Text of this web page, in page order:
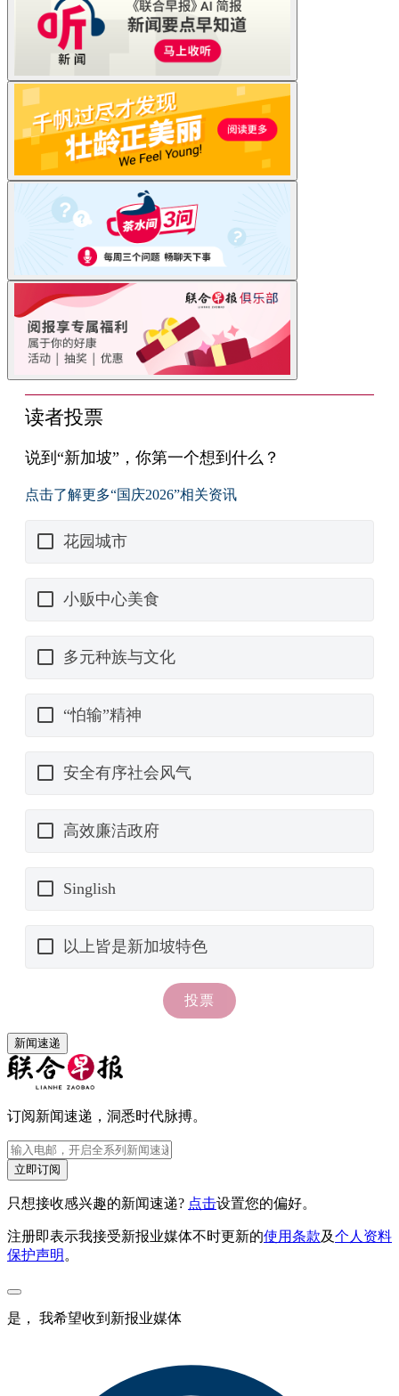
新闻速递
订阅新闻速递，洞悉时代脉搏。
立即订阅
只想接收感兴趣的新闻速递? 点击设置您的偏好。
注册即表示我接受新报业媒体不时更新的使用条款及个人资料
保护声明 。
是， 我希望收到新报业媒体